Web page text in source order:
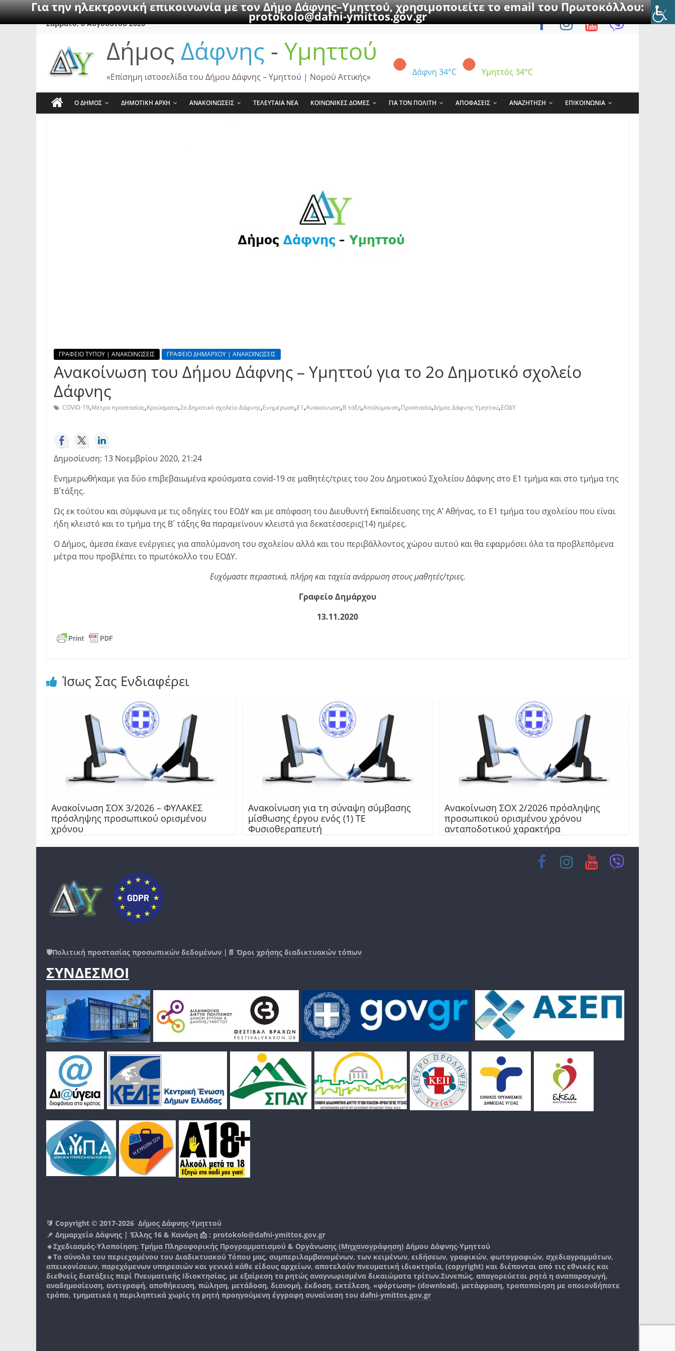
Για την ηλεκτρονική επικοινωνία με τον Δήμο Δάφνης–Υμηττού, χρησιμοποιείτε το email του Πρωτοκόλλου:
protokolo@dafni-ymittos.gov.gr
SkipΣάββατο, 8 Αυγούστου 2026
Δήμος Δάφνης - Υμηττού
Δάφνη 34°C Υμηττός 34°C
«Επίσημη ιστοσελίδα του Δήμου Δάφνης – Υμηττού | Νομού Αττικής»
Ο ΔΗΜΟΣ ΔΗΜΟΤΙΚΗ ΑΡΧΗ ΑΝΑΚΟΙΝΩΣΕΙΣ ΤΕΛΕΥΤΑΙΑ ΝΕΑ ΚΟΙΝΩΝΙΚΕΣ ΔΟΜΕΣ ΓΙΑ ΤΟΝ ΠΟΛΙΤΗ ΑΠΟΦΑΣΕΙΣ ΑΝΑΖΗΤΗΣΗ ΕΠΙΚΟΙΝΩΝΙΑ
ΓΡΑΦΕΙΟ ΤΥΠΟΥ | ΑΝΑΚΟΙΝΩΣΕΙΣ ΓΡΑΦΕΙΟ ΔΗΜΑΡΧΟΥ | ΑΝΑΚΟΙΝΩΣΕΙΣ
Ανακοίνωση του Δήμου Δάφνης – Υμηττού για το 2ο Δημοτικό σχολείο
Δάφνης
COVID-19,Μέτρα προστασίας,Κρούσματα,2o Δημοτικό σχολείο Δάφνης,Ενημέρωση,Ε1,Ανακοίνωση,Β τάξη,Απολύμανση,Προστασία,Δήμος Δάφνης Υμηττού,ΕΟΔΥ
Δημοσίευση: 13 Νοεμβρίου 2020, 21:24
Ενημερωθήκαμε για δύο επιβεβαιωμένα κρούσματα covid-19 σε μαθητές/τριες του 2ου Δημοτικού Σχολείου Δάφνης στο Ε1 τμήμα και στο τμήμα της
Β´τάξης.
Ως εκ τούτου και σύμφωνα με τις οδηγίες του ΕΟΔΥ και με απόφαση του Διευθυντή Εκπαίδευσης της Α’ Αθήνας, το Ε1 τμήμα του σχολείου που είναι
ήδη κλειστό και το τμήμα της Β´ τάξης θα παραμείνουν κλειστά για δεκατέσσερις(14) ημέρες.
Ο Δήμος, άμεσα έκανε ενέργειες για απολύμανση του σχολείου αλλά και του περιβάλλοντος χώρου αυτού και θα εφαρμόσει όλα τα προβλεπόμενα
μέτρα που προβλέπει το πρωτόκολλο του ΕΟΔΥ.
Ευχόμαστε περαστικά, πλήρη και ταχεία ανάρρωση στους μαθητές/τριες.
Γραφείο Δημάρχου
13.11.2020
Ίσως Σας Ενδιαφέρει
Ανακοίνωση ΣΟΧ 3/2026 – ΦΥΛΑΚΕΣ
πρόσληψης προσωπικού ορισμένου
χρόνου
Ανακοίνωση για τη σύναψη σύμβασης
μίσθωσης έργου ενός (1) ΤΕ
Φυσιοθεραπευτή
Ανακοίνωση ΣΟΧ 2/2026 πρόσληψης
προσωπικού ορισμένου χρόνου
ανταποδοτικού χαρακτήρα
🛡️Πολιτική προστασίας προσωπικών δεδομένων |📄 Όροι χρήσης διαδικτυακών τόπων
ΣΥΝΔΕΣΜΟΙ
🔰 Copyright © 2017-2026 Δήμος Δάφνης-Υμηττού
📌 Δημαρχείο Δάφνης | Έλλης 16 & Κανάρη 📩 : protokolo@dafni-ymittos.gov.gr
🔹Σχεδιασμός-Υλοποίηση: Τμήμα Πληροφορικής Προγραμματισμού & Οργάνωσης (Μηχανογράφηση) Δήμου Δάφνης-Υμηττού
🔸Το σύνολο του περιεχομένου του Διαδικτυακού Τόπου μας, συμπεριλαμβανομένων, των κειμένων, ειδήσεων, γραφικών, φωτογραφιών, σχεδιαγραμμάτων,
απεικονίσεων, παρεχόμενων υπηρεσιών και γενικά κάθε είδους αρχείων, αποτελούν πνευματική ιδιοκτησία, (copyright) και διέπονται από τις εθνικές και
διεθνείς διατάξεις περί Πνευματικής Ιδιοκτησίας, με εξαίρεση τα ρητώς αναγνωρισμένα δικαιώματα τρίτων.Συνεπώς, απαγορεύεται ρητά η αναπαραγωγή,
αναδημοσίευση, αντιγραφή, αποθήκευση, πώληση, μετάδοση, διανομή, έκδοση, εκτέλεση, «φόρτωση» (download), μετάφραση, τροποποίηση με οποιονδήποτε
τρόπο, τμηματικά η περιληπτικά χωρίς τη ρητή προηγούμενη έγγραφη συναίνεση του dafni-ymittos.gov.gr